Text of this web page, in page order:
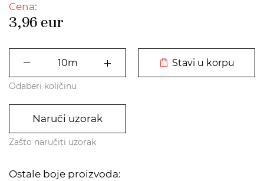
Cena:
3,96 eur
Stavi u korpu
Odaberi količinu
Naruči uzorak
Zašto naručiti uzorak
Ostale boje proizvoda: